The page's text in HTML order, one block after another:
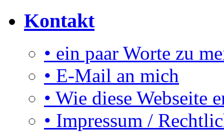
Kontakt
• ein paar Worte zu
• E-Mail an mich
• Wie diese Webseite
• Impressum /